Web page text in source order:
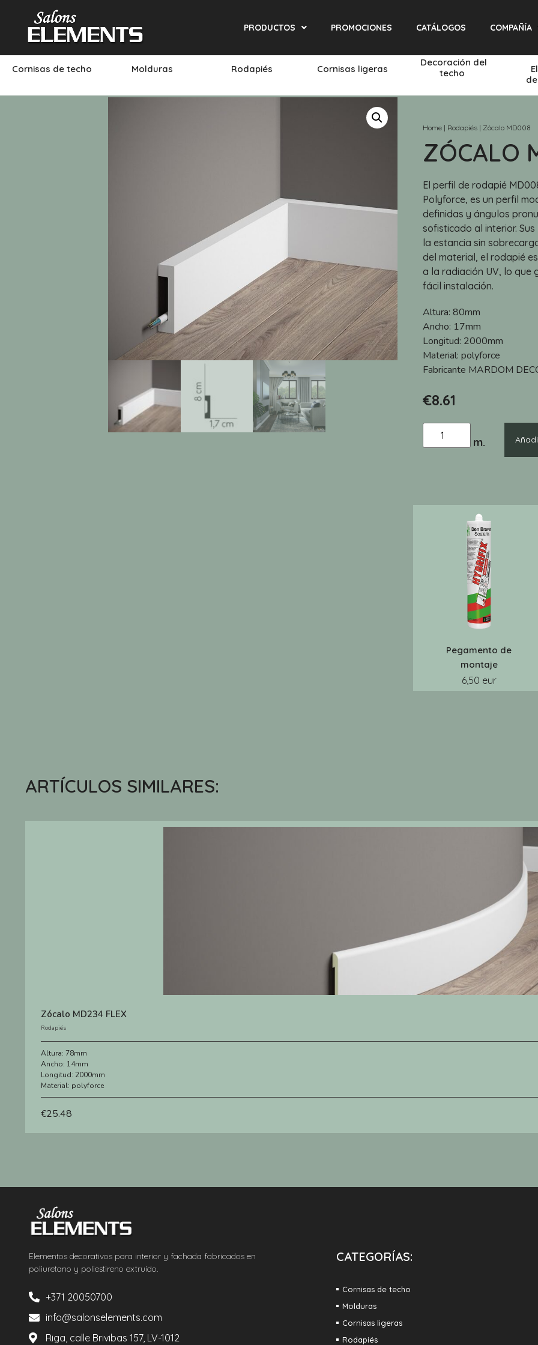
PRODUCTOS PROMOCIONES CATÁLOGOS COMPAÑÍA
Cornisas de techo Molduras Rodapiés Cornisas ligeras
Decoración del
techo
Home | Rodapiés | Zócalo MD008
ZÓCALO
El perfil de rodapié
Polyforce, es un perfil
definidas y ángulos
sofisticado al interior.
la estancia sin
del material, el rodapié
a la radiación UV, lo que
fácil instalación.
Altura: 80mm
Ancho: 17mm
Longitud: 2000mm
Material: polyforce
Fabricante MARDOM
€8.61
Pegamento de
montaje
6,50 eur
ARTÍCULOS SIMILARES:
Zócalo MD234 FLEX
Rodapiés
Altura: 78mm
Ancho: 14mm
Longitud: 2000mm
Material: polyforce
€25.48
Elementos decorativos para interior y fachada fabricados en
poliuretano y poliestireno extruido.
+371 20050700
info@salonselements.com
Riga, calle Brivibas 157, LV-1012
CATEGORÍAS:
Cornisas de techo
Molduras
Cornisas ligeras
Rodapiés